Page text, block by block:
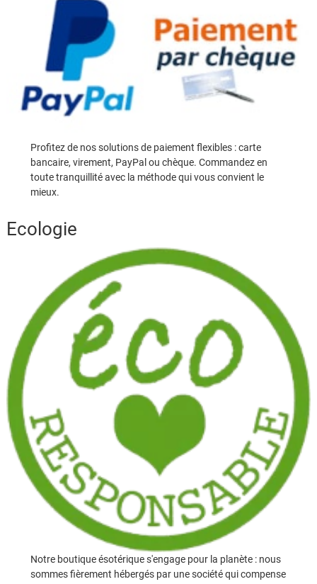
Profitez de nos solutions de paiement flexibles : carte
bancaire, virement, PayPal ou chèque. Commandez en
toute tranquillité avec la méthode qui vous convient le
mieux.
Ecologie
Notre boutique ésotérique s'engage pour la planète : nous
sommes fièrement hébergés par une société qui compense